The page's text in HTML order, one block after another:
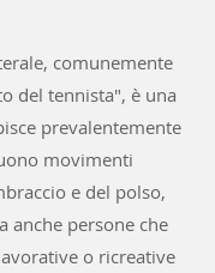
comunemente
del tennista", è una
prevalentemente
movimenti
e del polso,
anche persone che
o ricreative